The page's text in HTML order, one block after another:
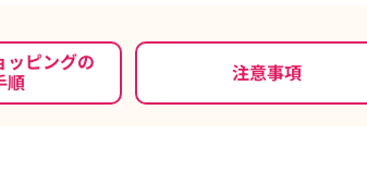
ッピングの
順
注意事項